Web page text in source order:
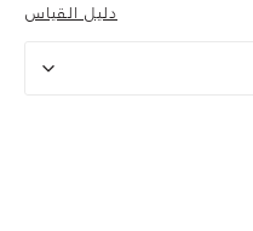
دليل القياس